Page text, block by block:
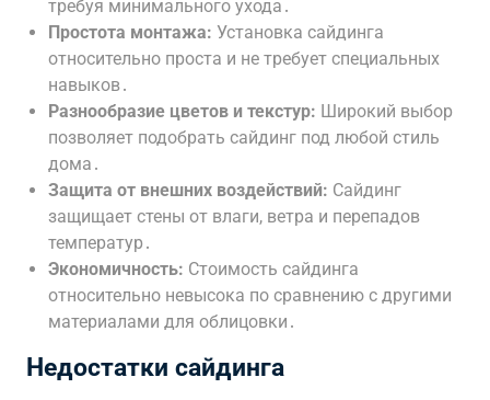
требуя минимального ухода․
Простота монтажа: Установка сайдинга
относительно проста и не требует специальных
навыков․
Разнообразие цветов и текстур: Широкий выбор
позволяет подобрать сайдинг под любой стиль
дома․
Защита от внешних воздействий: Сайдинг
защищает стены от влаги, ветра и перепадов
температур․
Экономичность: Стоимость сайдинга
относительно невысока по сравнению с другими
материалами для облицовки․
Недостатки сайдинга